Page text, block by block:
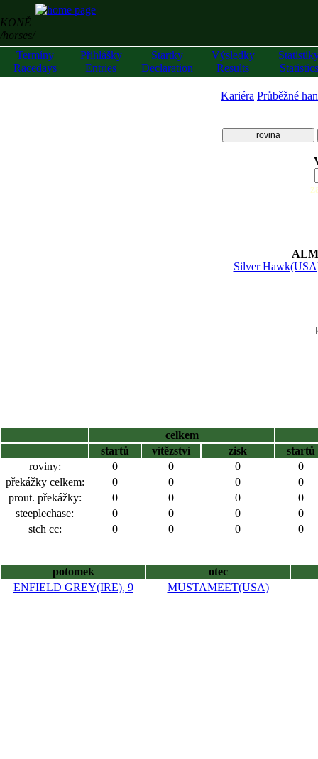
KONĚ
/horses/
Termíny
Racedays
Přihlášky
Entries
Startky
Declaration
Výsledky
Results
Statistics
Kariéra Průběžné
rovina
Silver
celkem
startů
vítězství zisk
startů
roviny:
0 0 0
0
překážky celkem:
0 0 0
0
prout. překážky:
0 0 0
0
steeplechase:
0 0 0
0
stch cc:
0 0 0 0
potomek
otec
ENFIELD GREY(IRE), 9
MUSTAMEET(USA)